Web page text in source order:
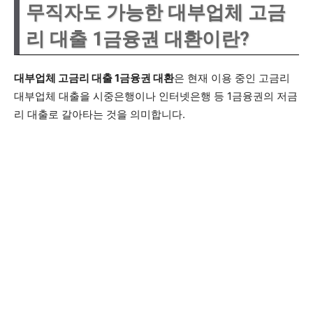
무직자도 가능한 대부업체 고금
리 대출 1금융권 대환이란?
대부업체 고금리 대출 1금융권 대환은 현재 이용 중인 고금리
대부업체 대출을 시중은행이나 인터넷은행 등 1금융권의 저금
리 대출로 갈아타는 것을 의미합니다.